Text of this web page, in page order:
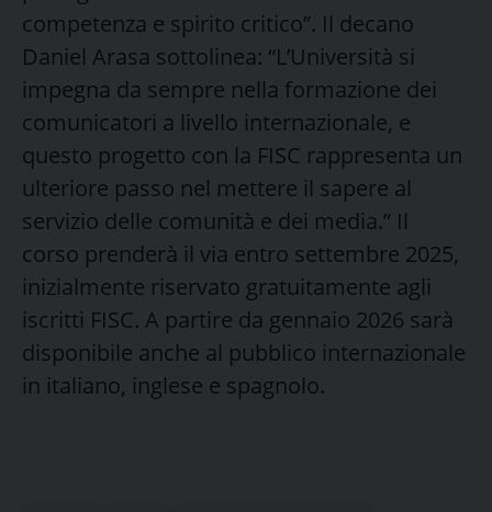
competenza e spirito critico”. Il decano
Daniel Arasa sottolinea: “L’Università si
impegna da sempre nella formazione dei
comunicatori a livello internazionale, e
questo progetto con la FISC rappresenta un
ulteriore passo nel mettere il sapere al
servizio delle comunità e dei media.” Il
corso prenderà il via entro settembre 2025,
inizialmente riservato gratuitamente agli
iscritti FISC. A partire da gennaio 2026 sarà
disponibile anche al pubblico internazionale
in italiano, inglese e spagnolo.